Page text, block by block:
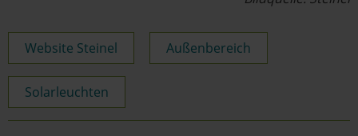
Website Steinel Außenbereich
Solarleuchten